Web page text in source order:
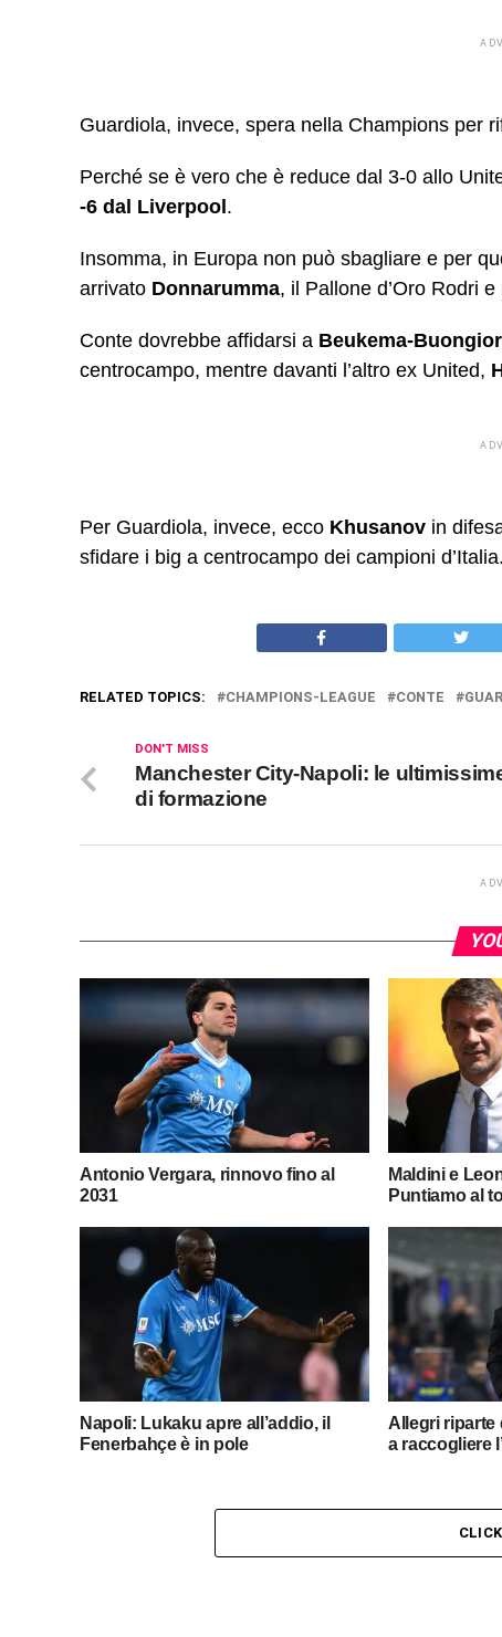
Guardiola, invece, spera nella Champions per
Perché se è vero che è reduce dal 3-0 allo
-6 dal Liverpool .
Insomma, in Europa non può sbagliare e per
arrivato Donnarumma, il Pallone d’Oro Rodri
Conte dovrebbe affidarsi a Beukema-
centrocampo, mentre davanti l’altro ex United,
Per Guardiola, invece, ecco Khusanov in
sfidare i big a centrocampo dei campioni
RELATED TOPICS: CHAMPIONS-LEAGUE CONTE
DON'T MISS
Manchester City-Napoli: le
di formazione
Antonio Vergara, rinnovo fino al
2031
Maldini e
Puntiamo al
Napoli: Lukaku apre all’addio, il
Fenerbahçe è in pole
Allegri riparte
a raccogliere